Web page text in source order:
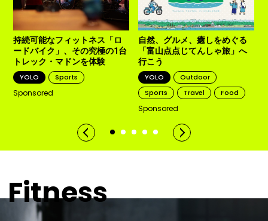
持続可能なフィットネス「ロ
ードバイク」、その究極の1台
トレック・マドンを体験
YOLO
Sports
Sponsored
自然、グルメ、癒しをめぐる
「富山点点じてんしゃ旅」へ
行こう
YOLO
Outdoor
Sports
Travel Food
Sponsored
Fitness